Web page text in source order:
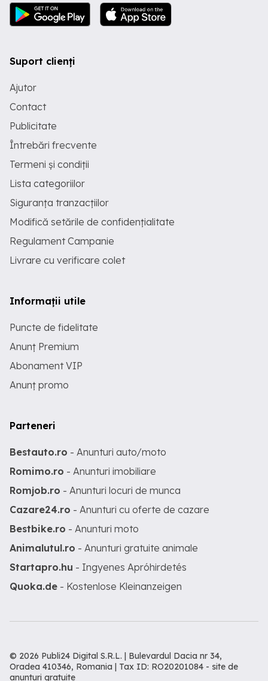
Suport clienți
Ajutor
Contact
Publicitate
Întrebări frecvente
Termeni și condiții
Lista categoriilor
Siguranța tranzacțiilor
Modifică setările de confidențialitate
Regulament Campanie
Livrare cu verificare colet
Informații utile
Puncte de fidelitate
Anunț Premium
Abonament VIP
Anunț promo
Parteneri
Bestauto.ro - Anunturi auto/moto
Romimo.ro - Anunturi imobiliare
Romjob.ro - Anunturi locuri de munca
Cazare24.ro - Anunturi cu oferte de cazare
Bestbike.ro - Anunturi moto
Animalutul.ro - Anunturi gratuite animale
Startapro.hu - Ingyenes Apróhirdetés
Quoka.de - Kostenlose Kleinanzeigen
© 2026 Publi24 Digital S.R.L. | Bulevardul Dacia nr 34,
Oradea 410346, Romania | Tax ID: RO20201084 - site de
anunturi gratuite